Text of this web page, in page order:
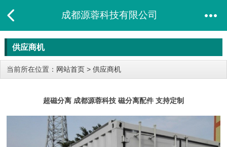
成都源蓉科技有限公司
供应商机
当前所在位置： 网站首页 > 供应商机
超磁分离 成都源蓉科技 磁分离配件 支持定制